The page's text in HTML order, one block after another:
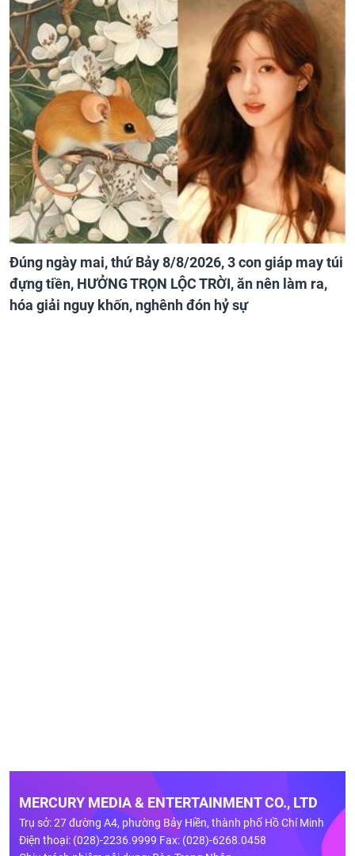
Đúng ngày mai, thứ Bảy 8/8/2026, 3 con giáp may túi
đựng tiền, HƯỞNG TRỌN LỘC TRỜI, ăn nên làm ra,
hóa giải nguy khốn, nghênh đón hỷ sự
MERCURY MEDIA & ENTERTAINMENT CO., LTD
Trụ sở: 27 đường A4, phường Bảy Hiền, thành phố Hồ Chí Minh
Điện thoại: (028)-2236.9999 Fax: (028)-6268.0458